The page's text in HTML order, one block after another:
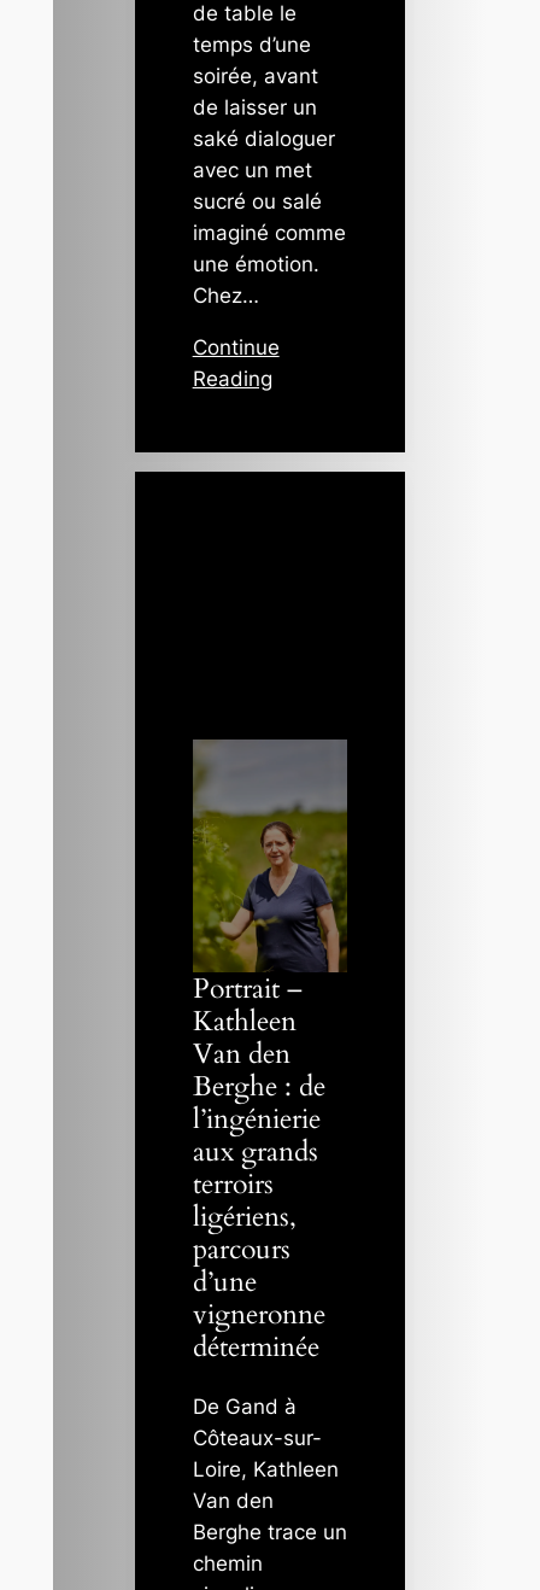
de table le
temps d’une
soirée, avant
de laisser un
saké dialoguer
avec un met
sucré ou salé
imaginé comme
une émotion.
Chez…
Continue
Reading
Portrait –
Kathleen
Van den
Berghe : de
l’ingénierie
aux grands
terroirs
ligériens,
parcours
d’une
vigneronne
déterminée
De Gand à
Côteaux-sur-
Loire, Kathleen
Van den
Berghe trace un
chemin